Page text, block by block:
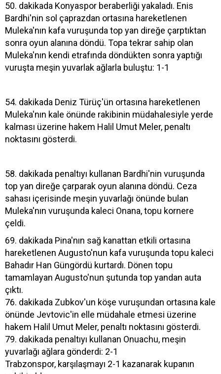
50. dakikada Konyaspor beraberliği yakaladı. Enis
Bardhi'nin sol çaprazdan ortasına hareketlenen
Muleka'nın kafa vuruşunda top yan direğe çarptıktan
sonra oyun alanına döndü. Topa tekrar sahip olan
Muleka'nın kendi etrafında döndükten sonra yaptığı
vuruşta meşin yuvarlak ağlarla buluştu: 1-1
54. dakikada Deniz Türüç'ün ortasına hareketlenen
Muleka'nın kale önünde rakibinin müdahalesiyle yerde
kalması üzerine hakem Halil Umut Meler, penaltı
noktasını gösterdi.
58. dakikada penaltıyı kullanan Bardhi'nin vuruşunda
top yan direğe çarparak oyun alanına döndü. Ceza
sahası içerisinde meşin yuvarlağı önünde bulan
Muleka'nın vuruşunda kaleci Onana, topu kornere
çeldi.
69. dakikada Pina'nın sağ kanattan etkili ortasına
hareketlenen Augusto'nun kafa vuruşunda topu kaleci
Bahadır Han Güngördü kurtardı. Dönen topu
tamamlayan Augusto'nun şutunda top yandan auta
çıktı.
76. dakikada Zubkov'un köşe vuruşundan ortasına kale
önünde Jevtovic'in elle müdahale etmesi üzerine
hakem Halil Umut Meler, penaltı noktasını gösterdi.
79. dakikada penaltıyı kullanan Onuachu, meşin
yuvarlağı ağlara gönderdi: 2-1
Trabzonspor, karşılaşmayı 2-1 kazanarak kupanın